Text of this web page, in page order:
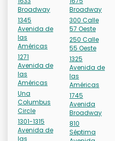
Broadway
1345
Avenida de
las
Américas
1271
Avenida de
las
Américas
Una
Columbus
Circle
1301-1315
Avenida de
las
Broadway
300 Calle
57 Oeste
250 Calle
55 Oeste
1325
Avenida de
las
Américas
1745
Avenida
Broadway
810
Séptima